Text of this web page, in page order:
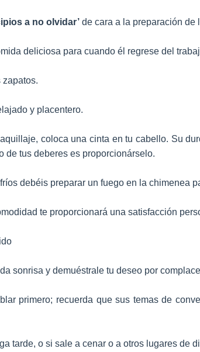
a no olvidar’ de cara a la preparación de
deliciosa para cuando él regrese del
zapatos.
y placentero.
coloca una cinta en tu cabello. Su
de tus deberes es proporcionárselo.
debéis preparar un fuego en la chimenea
te proporcionará una satisfacción
sonrisa y demuéstrale tu deseo por
primero; recuerda que sus temas de
tarde, o si sale a cenar o a otros lugares de